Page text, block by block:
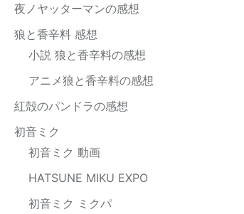
夜ノヤッターマンの感想
狼と香辛料 感想
小説 狼と香辛料の感想
アニメ狼と香辛料の感想
紅殻のパンドラの感想
初音ミク
初音ミク 動画
HATSUNE MIKU EXPO
初音ミク ミクパ